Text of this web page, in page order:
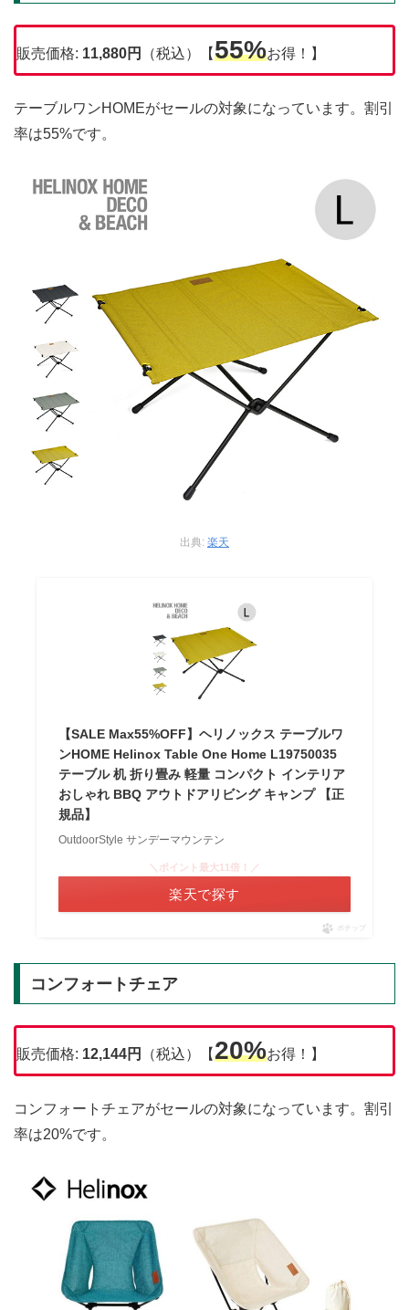
販売価格: 11,880円 （税込）【55%お得！】
テーブルワンHOMEがセールの対象になっています。割引
率は55%です。
出典: 楽天
【SALE Max55%OFF】ヘリノックス テーブルワ
ンHOME Helinox Table One Home L19750035
テーブル 机 折り畳み 軽量 コンパクト インテリア
おしゃれ BBQ アウトドアリビング キャンプ 【正
規品】
OutdoorStyle サンデーマウンテン
＼ポイント最大11倍！／
楽天で探す
ポチップ
コンフォートチェア
販売価格: 12,144円 （税込）【20%お得！】
コンフォートチェアがセールの対象になっています。割引
率は20%です。